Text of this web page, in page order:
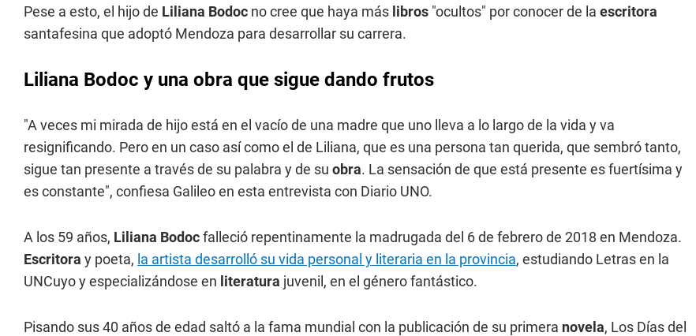
Pese a esto, el hijo de Liliana Bodoc no cree que haya más libros "ocultos" por conocer de la escritora
santafesina que adoptó Mendoza para desarrollar su carrera.
Liliana Bodoc y una obra que sigue dando frutos
"A veces mi mirada de hijo está en el vacío de una madre que uno lleva a lo largo de la vida y va
resignificando. Pero en un caso así como el de Liliana, que es una persona tan querida, que sembró tanto,
sigue tan presente a través de su palabra y de su obra. La sensación de que está presente es fuertísima y
es constante", confiesa Galileo en esta entrevista con Diario UNO.
A los 59 años, Liliana Bodocfalleció repentinamente la madrugada del 6 de febrero de 2018 en Mendoza.
Escritora y poeta, la artista desarrolló su vida personal y literaria en la provincia, estudiando Letras en la
UNCuyo y especializándose en literatura juvenil, en el género fantástico.
Pisando sus 40 años de edad saltó a la fama mundial con la publicación de su primera novela, Los Días del